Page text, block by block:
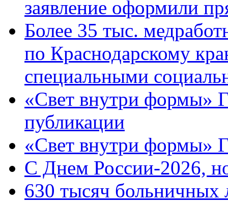
заявление оформили
Более 35 тыс.
по Краснодарскому
специальными
«Свет внутри формы»
публикации
«Свет внутри формы»
C Днем России-2026,
630 тысяч больничных